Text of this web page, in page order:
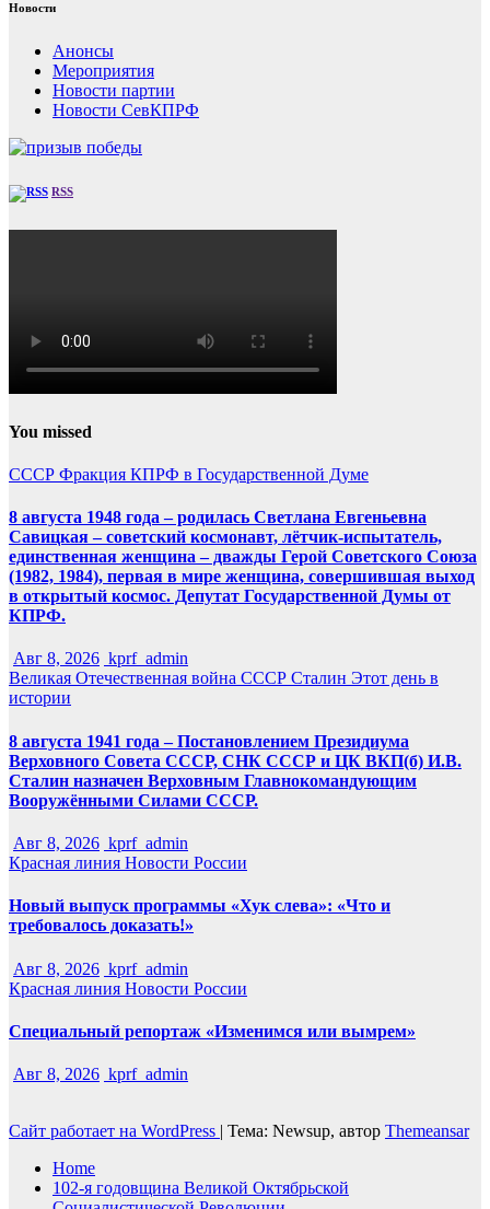
Новости
Анонсы
Мероприятия
Новости партии
Новости СевКПРФ
RSS
You missed
СССР Фракция КПРФ в Государственной Думе
8 августа 1948 года – родилась Светлана Евгеньевна
Савицкая – советский космонавт, лётчик-испытатель,
единственная женщина – дважды Герой Советского Союза
(1982, 1984), первая в мире женщина, совершившая выход
в открытый космос. Депутат Государственной Думы от
КПРФ.
Авг 8, 2026 kprf_admin
Великая Отечественная война СССР Сталин Этот день в
истории
8 августа 1941 года – Постановлением Президиума
Верховного Совета СССР, СНК СССР и ЦК ВКП(б) И.В.
Сталин назначен Верховным Главнокомандующим
Вооружёнными Силами СССР.
Авг 8, 2026 kprf_admin
Красная линия Новости России
Новый выпуск программы «Хук слева»: «Что и
требовалось доказать!»
Авг 8, 2026 kprf_admin
Красная линия Новости России
Специальный репортаж «Изменимся или вымрем»
Авг 8, 2026 kprf_admin
Сайт работает на WordPress | Тема: Newsup, автор Themeansar
Home
102-я годовщина Великой Октябрьской